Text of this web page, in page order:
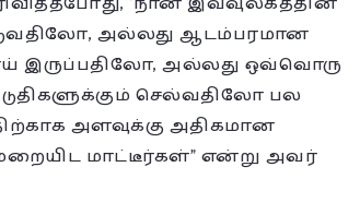
அல்லது ஆடம்பரமான
இருப்பதிலோ, அல்லது ஒவ்வொரு
செல்வதிலோ பல
அளவுக்கு அதிகமான
மாட்டீர்கள்” என்று அவர்